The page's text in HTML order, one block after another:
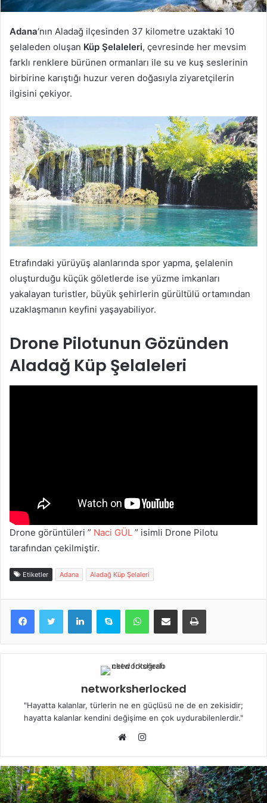
Adana‘nın Aladağ ilçesinden 37 kilometre uzaktaki 10
şelaleden oluşan Küp Şelaleleri, çevresinde her mevsim
farklı renklere bürünen ormanları ile su ve kuş seslerinin
birbirine karıştığı huzur veren doğasıyla ziyaretçilerin
ilgisini çekiyor.
Etrafındaki yürüyüş alanlarında spor yapma, şelalenin
oluşturduğu küçük göletlerde ise yüzme imkanları
yakalayan turistler, büyük şehirlerin gürültülü ortamından
uzaklaşmanın keyfini yaşayabiliyor.
Drone Pilotunun Gözünden
Aladağ Küp Şelaleleri
Drone görüntüleri ” Naci GÜL ” isimli Drone Pilotu
tarafından çekilmiştir.
Etiketler Adana Aladağ Küp Şelaleri
LinkedInSkype WhatsAppE-Posta ile paylaş Yazdır
networksherlocked
"Hayatta kalanlar, türlerin ne en güçlüsü ne de en zekisidir;
hayatta kalanlar kendini değişime en çok uydurabilenlerdir."
sitesi
Instagram